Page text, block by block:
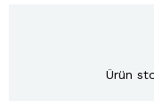
Ürün